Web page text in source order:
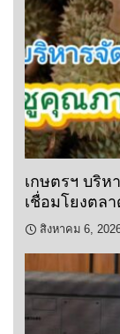
เกษตรฯ บริ
เชื่อมโยงตล
สิงหาคม 6,